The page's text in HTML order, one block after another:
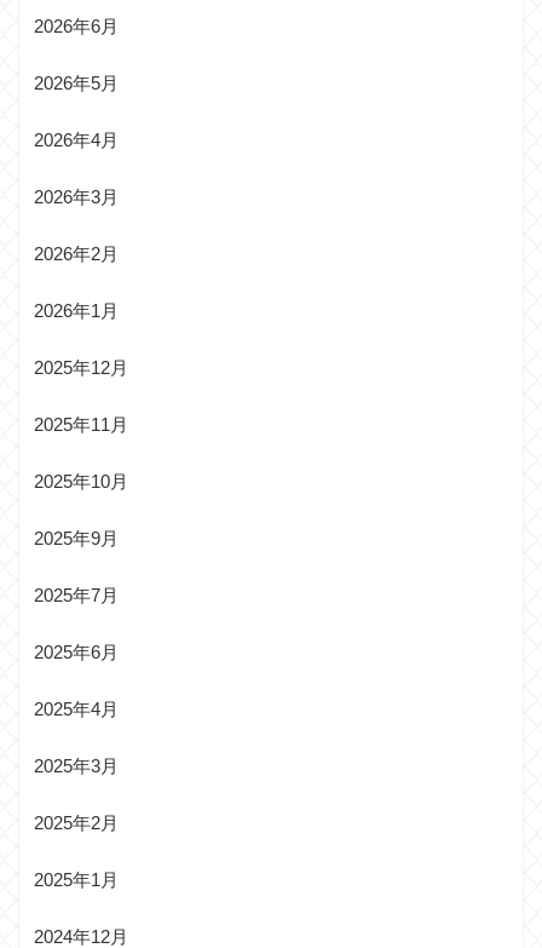
2026年6月
2026年5月
2026年4月
2026年3月
2026年2月
2026年1月
2025年12月
2025年11月
2025年10月
2025年9月
2025年7月
2025年6月
2025年4月
2025年3月
2025年2月
2025年1月
2024年12月